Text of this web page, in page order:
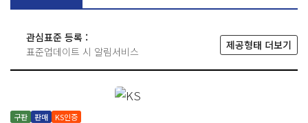
관심표준 등록 :
표준업데이트 시 알림서비스
제공형태 더보기
구판 판매 KS인증